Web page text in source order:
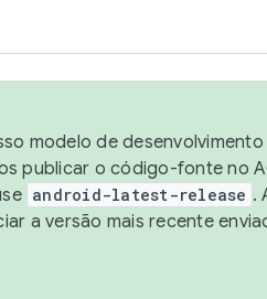
modelo de
publicar o código-fonte no
android-latest-release .
a versão mais recente